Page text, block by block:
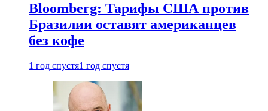
Bloomberg: Тарифы США против
Бразилии оставят американцев
без кофе
1 год спустя1 год спустя